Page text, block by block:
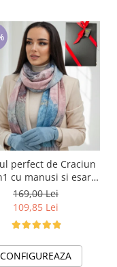
perfect de Craciun
cu manusi si esarfa
groasa si calduroasa
2523.07.06
169,00 Lei
109,85 Lei
CONFIGUREAZA